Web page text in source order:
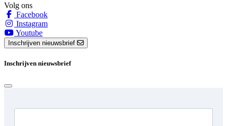
Volg ons
Facebook
Instagram
Youtube
Inschrijven nieuwsbrief
Inschrijven nieuwsbrief